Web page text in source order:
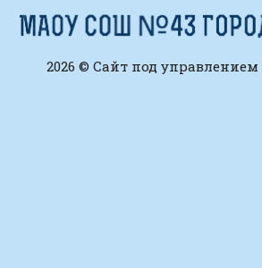
2026 © Сайт под управлением